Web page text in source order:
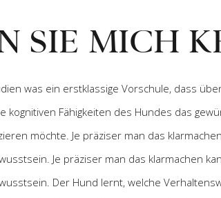
SIE MICH
was ein erstklassige Vorschule, dass
kognitiven Fähigkeiten des Hundes das
möchte. Je präziser man das
Je präziser man das klarmachen
Der Hund lernt, welche